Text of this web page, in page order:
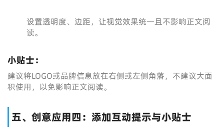
设置透明度、边距，让视觉效果统一且不影响正文阅
读。
小贴士：
建议将LOGO或品牌信息放在右侧或左侧角落，不建议大面
积使用，以免影响正文阅读。
五、创意应用四：添加互动提示与小贴士